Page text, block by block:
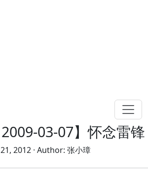
2009-03-07】怀念雷锋
2012 · Author: 张小璋